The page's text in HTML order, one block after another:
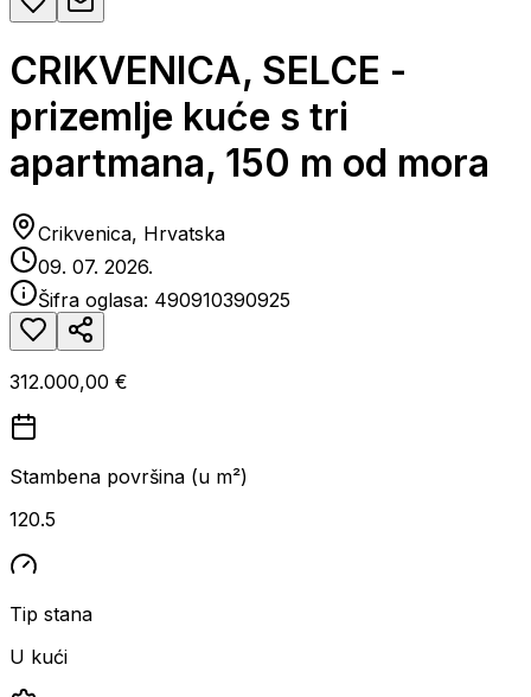
CRIKVENICA, SELCE -
prizemlje kuće s tri
apartmana, 150 m od mora
Crikvenica, Hrvatska
09. 07. 2026.
Šifra oglasa: 490910390925
312.000,00 €
Stambena površina (u m²)
120.5
Tip stana
U kući